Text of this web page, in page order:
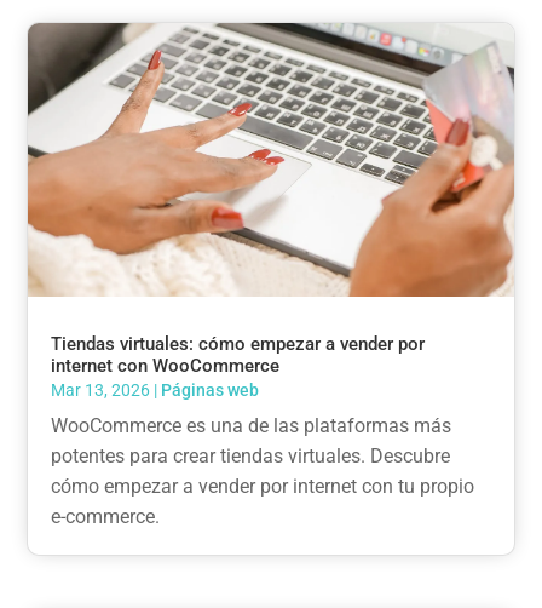
Tiendas virtuales: cómo empezar a vender por
internet con WooCommerce
Mar 13, 2026 | Páginas web
WooCommerce es una de las plataformas más
potentes para crear tiendas virtuales. Descubre
cómo empezar a vender por internet con tu propio
e-commerce.